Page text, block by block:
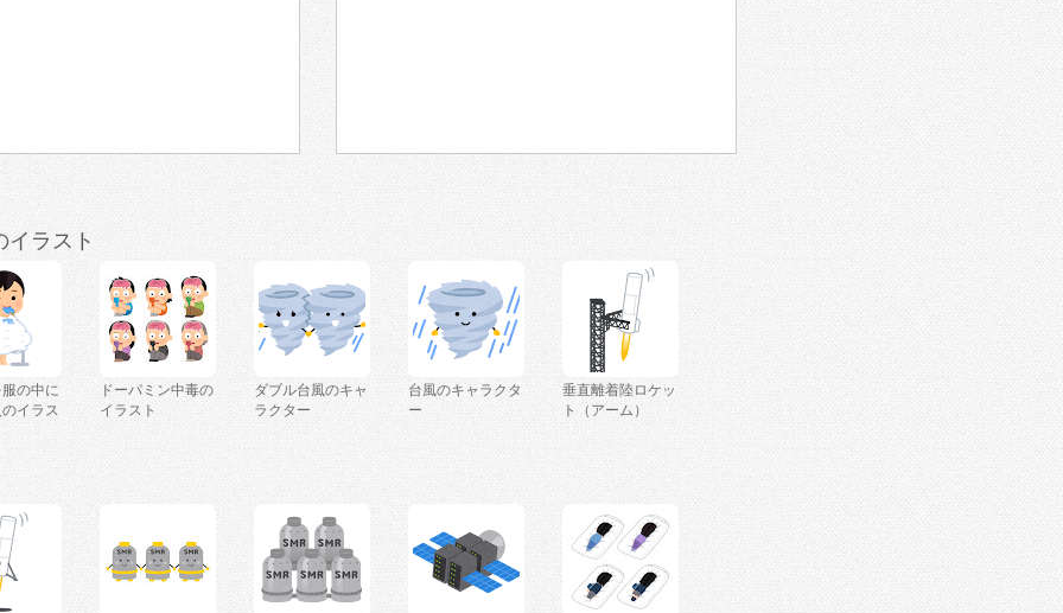
イラスト
の中に
イラス
ドーパミン中毒の
イラスト
ダブル台風のキャ
ラクター
台風のキャラクタ
ー
垂直離着陸ロケッ
ト（アーム）